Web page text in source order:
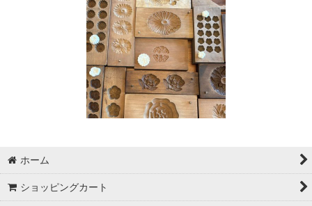
ホーム
ショッピングカート